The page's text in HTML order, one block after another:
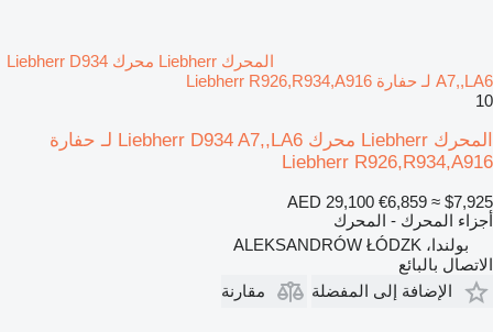
المحرك Liebherr محرك Liebherr D934
A7,,LA6 لـ حفارة Liebherr R926,R934,A916
10
المحرك Liebherr محرك Liebherr D934 A7,,LA6 لـ حفارة
Liebherr R926,R934,A916
AED 29,100 €6,859 ≈ $7,925
أجزاء المحرك - المحرك
بولندا، ALEKSANDRÓW ŁÓDZK
الاتصال بالبائع
الإضافة إلى المفضلة
مقارنة